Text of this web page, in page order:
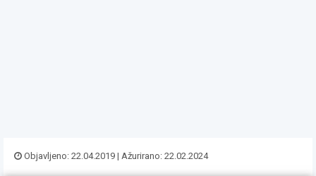
Objavljeno: 22.04.2019 | Ažurirano: 22.02.2024